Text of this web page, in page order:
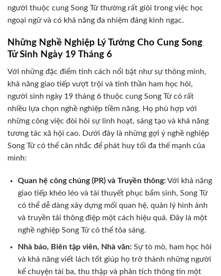
người thuộc cung Song Tử thường rất giỏi trong việc học
ngoại ngữ và có khả năng đa nhiệm đáng kinh ngạc.
Những Nghề Nghiệp Lý Tưởng Cho Cung Song
Tử Sinh Ngày 19 Tháng 6
Với những đặc điểm tính cách nổi bật như sự thông minh,
khả năng giao tiếp vượt trội và tinh thần ham học hỏi,
người sinh ngày 19 tháng 6 thuộc cung Song Tử có rất
nhiều lựa chọn nghề nghiệp tiềm năng. Họ phù hợp với
những công việc đòi hỏi sự linh hoạt, sáng tạo và khả năng
tương tác xã hội cao. Dưới đây là những gợi ý nghề nghiệp
Song Tử có thể cân nhắc để phát huy tối đa thế mạnh của
mình:
Quan hệ công chúng (PR) và Truyền thông:Với khả năng
giao tiếp khéo léo và tài thuyết phục bẩm sinh, Song Tử
có thể dễ dàng xây dựng mối quan hệ, quản lý hình ảnh
và truyền tải thông điệp một cách hiệu quả. Đây là một
nghề nghiệp Song Tử có thể tỏa sáng.
Nhà báo, Biên tập viên, Nhà văn:Sự tò mò, ham học hỏi
và khả năng viết lách tốt giúp họ trở thành những người
kể chuyện tài ba, thu thập và phân tích thông tin một